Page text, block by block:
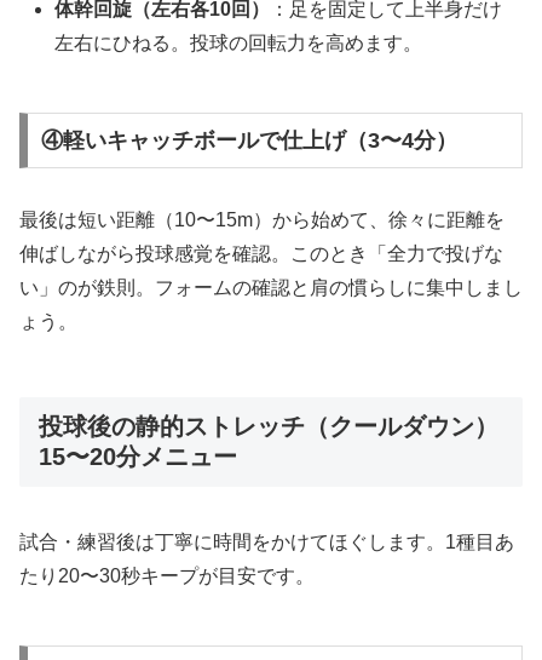
体幹回旋（左右各10回）
：足を固定して上半身だけ
左右にひねる。投球の回転力を高めます。
④軽いキャッチボールで仕上げ（3〜4分）
最後は短い距離（10〜15m）から始めて、徐々に距離を
伸ばしながら投球感覚を確認。このとき「全力で投げな
い」のが鉄則。フォームの確認と肩の慣らしに集中しまし
ょう。
投球後の静的ストレッチ（クールダウン）
15〜20分メニュー
試合・練習後は丁寧に時間をかけてほぐします。1種目あ
たり20〜30秒キープが目安です。